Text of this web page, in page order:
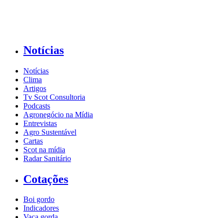
Notícias
Notícias
Clima
Artigos
Tv Scot Consultoria
Podcasts
Agronegócio na Mídia
Entrevistas
Agro Sustentável
Cartas
Scot na mídia
Radar Sanitário
Cotações
Boi gordo
Indicadores